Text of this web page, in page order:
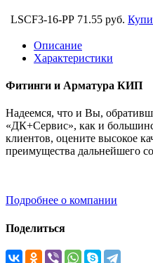
LSCF3-16-PP 71.55 руб.
Описание
Характеристики
Фитинги и Арматура КИП
Надеемся, что и Вы,
«ДК+Сервис», как и
клиентов, оцените высокое
преимущества дальнейшего
Подробнее о компании
Поделиться